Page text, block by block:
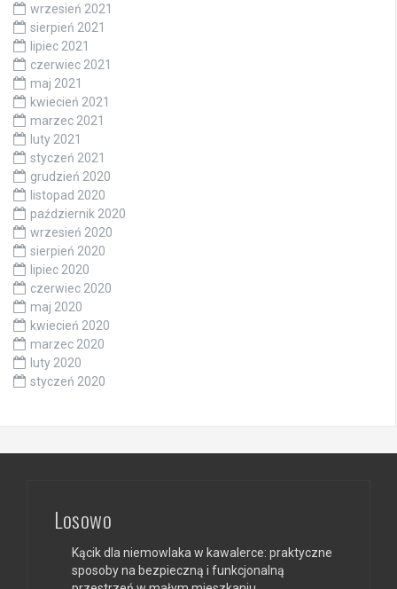
wrzesień 2021
sierpień 2021
lipiec 2021
czerwiec 2021
maj 2021
kwiecień 2021
marzec 2021
luty 2021
styczeń 2021
grudzień 2020
listopad 2020
październik 2020
wrzesień 2020
sierpień 2020
lipiec 2020
czerwiec 2020
maj 2020
kwiecień 2020
marzec 2020
luty 2020
styczeń 2020
Losowo
Kącik dla niemowlaka w kawalerce: praktyczne
sposoby na bezpieczną i funkcjonalną